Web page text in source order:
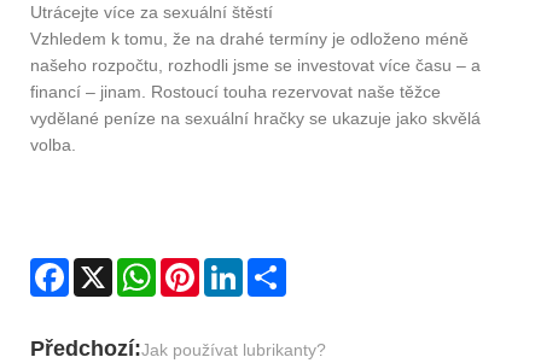
Utrácejte více za sexuální štěstí
Vzhledem k tomu, že na drahé termíny je odloženo méně
našeho rozpočtu, rozhodli jsme se investovat více času – a
financí – jinam. Rostoucí touha rezervovat naše těžce
vydělané peníze na sexuální hračky se ukazuje jako skvělá
volba.
Facebook
X WhatsAppPinterestLinkedIn
Předchozí:Jak používat lubrikanty?